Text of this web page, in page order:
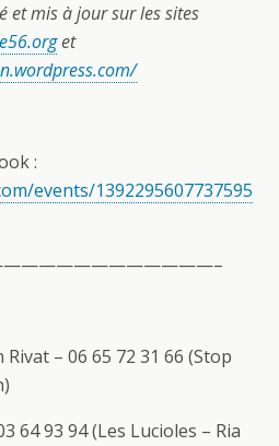
mis à jour sur les sites
et
:
events/1392295607737595
– 06 65 72 31 66 (Stop
64 93 94 (Les Lucioles – Ria